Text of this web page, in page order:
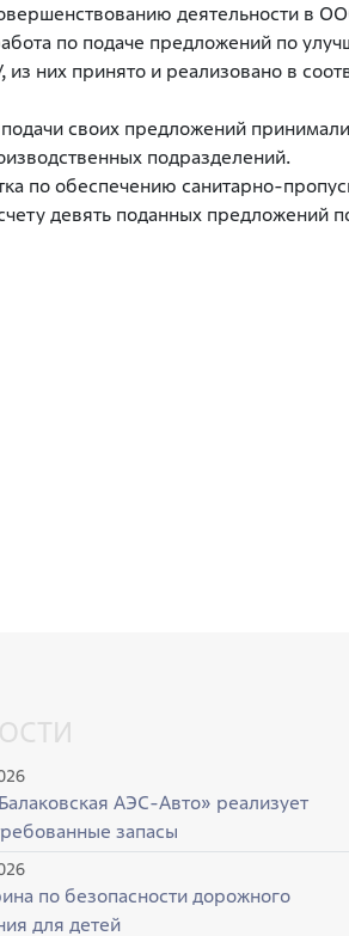
деятельности в
по подаче предложений по
них принято и реализовано в
своих предложений принимали
подразделений.
по обеспечению санитарно-
девять поданных предложений
АЭС-Авто» реализует
запасы
по безопасности дорожного
для детей